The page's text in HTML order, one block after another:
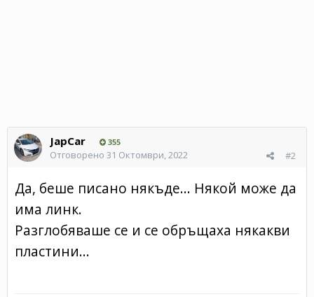
JapCar 355
#2
Отговорено 31 Октомври, 2022
Да, беше писано някъде... Някой може да
има линк.
Разглобяваше се и се обръщаха някакви
пластини...